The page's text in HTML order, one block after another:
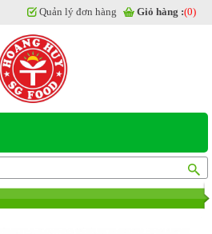
Quản lý đơn hàng Giỏ hàng :(0)